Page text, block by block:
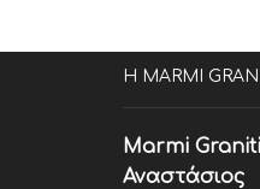
Η MARMI
Marmi
Αναστάσιος